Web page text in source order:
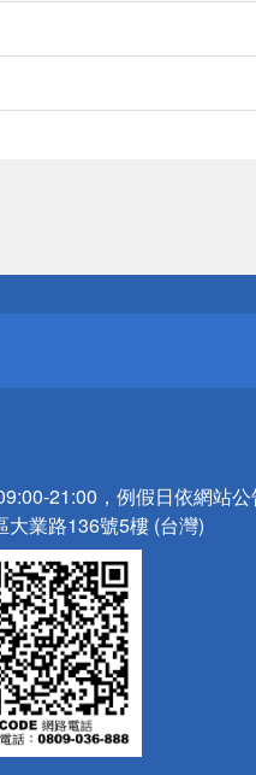
21:00，例假日依網站
大業路136號5樓 (台灣)